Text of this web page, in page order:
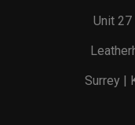
Unit
Surrey |